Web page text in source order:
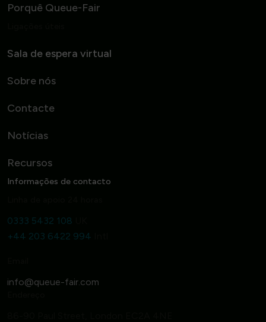
Porquê Queue-Fair
Sala de espera virtual
Sobre nós
Contacte
Notícias
Recursos
Informações de contacto
0333 5432 108
+44 203 6422 994